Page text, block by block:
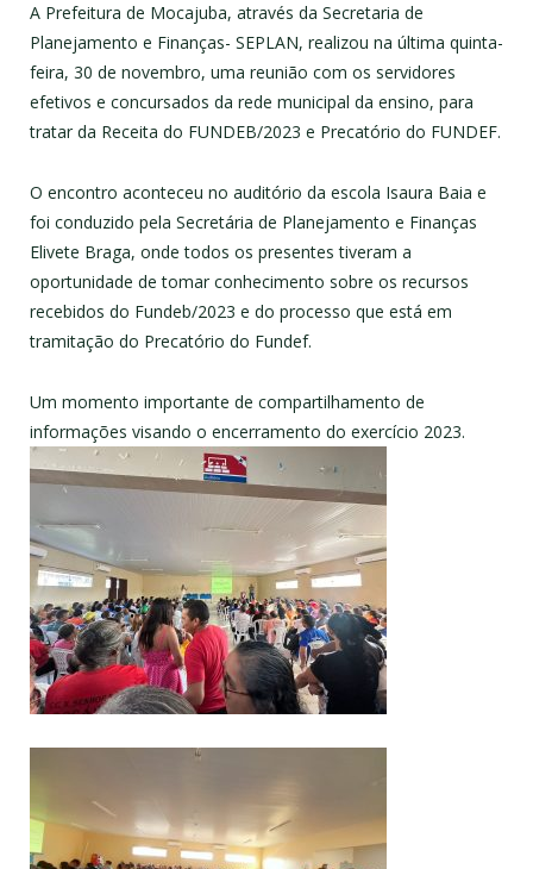
A Prefeitura de Mocajuba, através da Secretaria de
Planejamento e Finanças- SEPLAN, realizou na última quinta-
feira, 30 de novembro, uma reunião com os servidores
efetivos e concursados da rede municipal da ensino, para
tratar da Receita do FUNDEB/2023 e Precatório do FUNDEF.
O encontro aconteceu no auditório da escola Isaura Baia e
foi conduzido pela Secretária de Planejamento e Finanças
Elivete Braga, onde todos os presentes tiveram a
oportunidade de tomar conhecimento sobre os recursos
recebidos do Fundeb/2023 e do processo que está em
tramitação do Precatório do Fundef.
Um momento importante de compartilhamento de
informações visando o encerramento do exercício 2023.